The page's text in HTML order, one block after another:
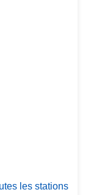
les stations